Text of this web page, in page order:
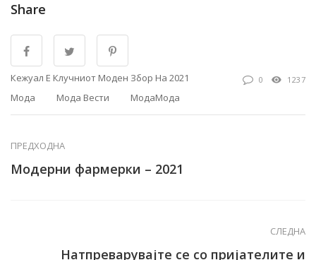
Share
Кежуал Е Клучниот Моден Збор На 2021
Мода
Мода Вести МодаМода
0 1237
ПРЕДХОДНА
Модерни фармерки – 2021
СЛЕДНА
Натпреварувајте се со пријателите и